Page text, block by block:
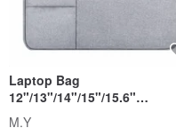
Laptop Bag
12"/13"/14"/15"/15.6"
Computer Bag Handbag
M.Y